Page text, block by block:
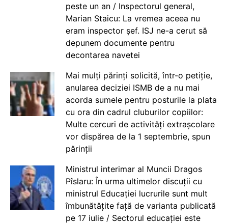
peste un an / Inspectorul general,
Marian Staicu: La vremea aceea nu
eram inspector șef. ISJ ne-a cerut să
depunem documente pentru
decontarea navetei
Mai mulți părinți solicită, într-o petiție,
anularea deciziei ISMB de a nu mai
acorda sumele pentru posturile la plata
cu ora din cadrul cluburilor copiilor:
Multe cercuri de activități extrașcolare
vor dispărea de la 1 septembrie, spun
părinții
Ministrul interimar al Muncii Dragos
Pîslaru: În urma ultimelor discuții cu
ministrul Educației lucrurile sunt mult
îmbunătățite față de varianta publicată
pe 17 iulie / Sectorul educației este